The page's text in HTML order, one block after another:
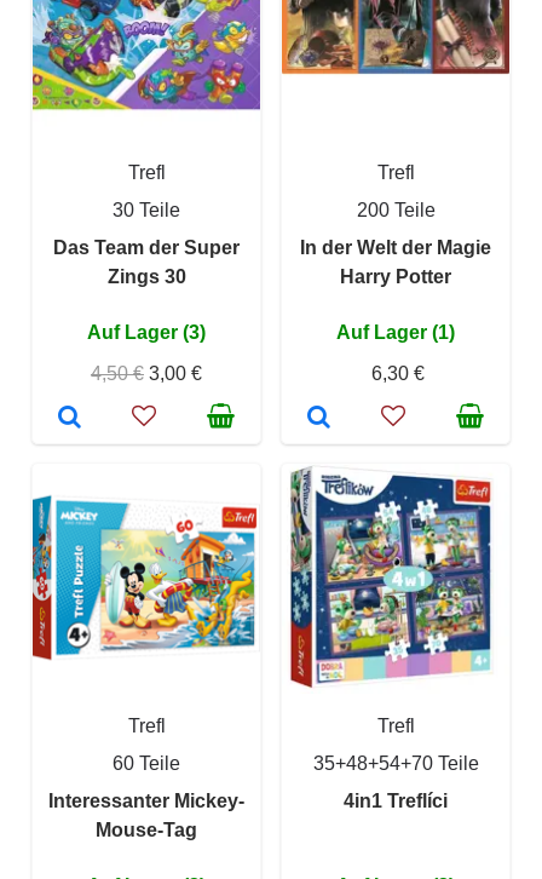
Trefl
30 Teile
Das Team der Super
Zings 30
Auf Lager (3)
4,50 € 3,00 €
Trefl
200 Teile
In der Welt der Magie
Harry Potter
Auf Lager (1)
6,30 €
Trefl
60 Teile
Interessanter Mickey-
Mouse-Tag
Trefl
35+48+54+70 Teile
4in1 Treflíci